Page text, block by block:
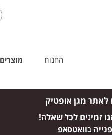
החנות מוצרים
לאתר מגן אופטיק
זמינים לכל שאלה!
בוואטסאפ